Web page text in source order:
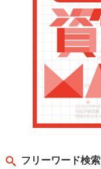
フリーワード検索